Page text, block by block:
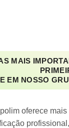
MAIS
EM NOSSO
oferece